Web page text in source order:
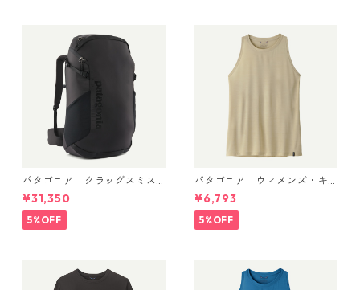
パタゴニア クラッグスミス
パック 45L ブラック 48066 P
atagonia Cragsmith Pack 日
本正規品
¥31,350
5%OFF
パタゴニア ウィメンズ・キ
ャプリーン・クール・ウルト
ラ・タンク Pumice - Dyno W
hite X-Dye 44740 日本正規
品
¥6,793
5%OFF